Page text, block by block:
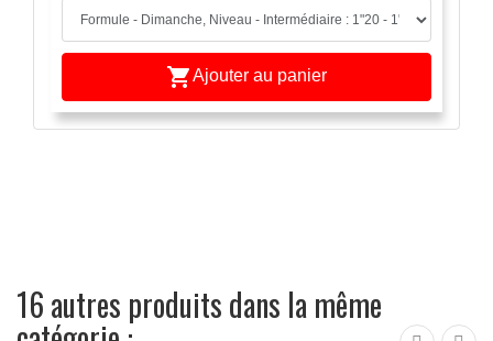
Ajouter au panier
16 autres produits dans la même